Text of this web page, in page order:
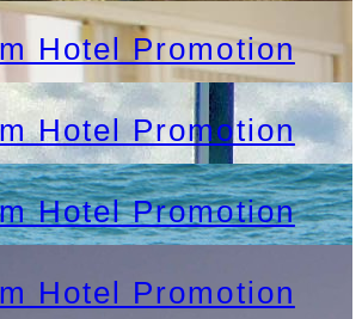
Hotel Promotion
Hotel Promotion
Hotel Promotion
Hotel Promotion